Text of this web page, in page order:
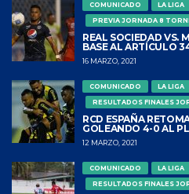
COMUNICADO
LA LIGA
PREVIA JORNADA 8
REAL SOCIEDAD VS.
BASE AL ARTÍCULO
16 MARZO, 2021
COMUNICADO LA LIGA
RESULTADOS FINALES
RCD ESPAÑA
GOLEANDO 4-0 AL
12 MARZO, 2021
COMUNICADO LA LIGA
RESULTADOS FINALES